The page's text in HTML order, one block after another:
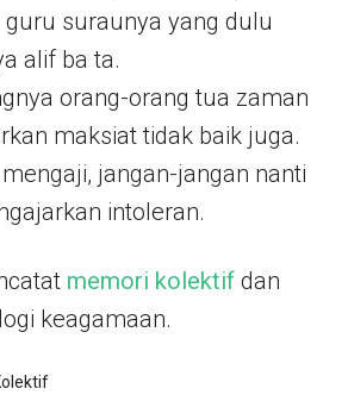
suraunya yang dulu
alif ba ta.
orang-orang tua zaman
maksiat tidak baik juga.
jangan-jangan nanti
intoleran.
memori kolektif dan
keagamaan.